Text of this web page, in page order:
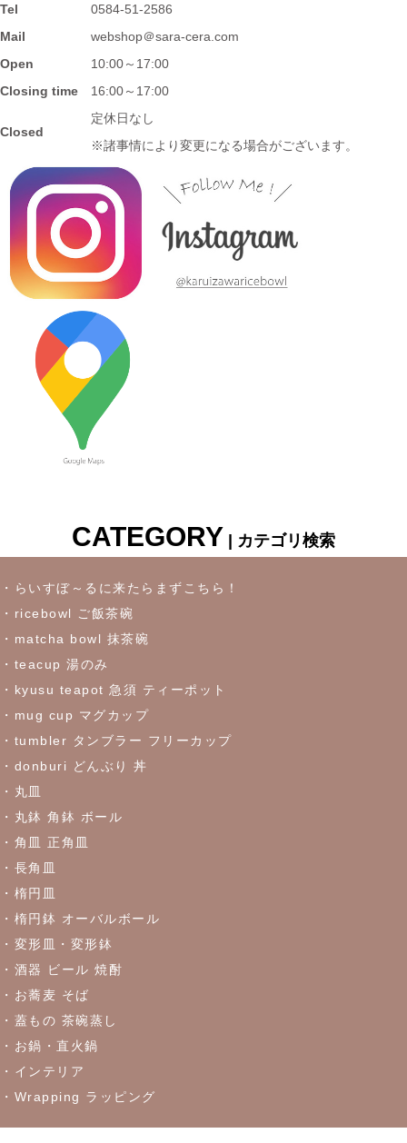
2023/7/28
≪再入荷≫窯出し入荷しました♪松助窯 ストレートミニマグカッ
プ ピンクウェーブ釉
≪おすすめ≫暑さに負けない
窯 がっつり小丼
2023/7/13
≪新着商品≫ しのぎのアイテム入荷しました♪オーバルサラダト
レー
2023/7/6
≪新着商品≫ 波佐見焼♪かわいい小鉢入荷しました✿
2023/6/22
2023/6/16
≪おすすめ≫冷たいドリンクいかがです？松助窯ロックグラス
2023/6/7
これからの季節にぴったりなトルコブルーのお皿が限定入荷しま
した♪お早めにどうぞ！
2023/5/30
≪おすすめ≫食卓を彩るかわいい器
≪おすすめ≫実は万能！？色々使える抹茶碗
2023/4/27
≪おすすめ≫ちょこっとがうれしい♪松助窯 ちょこっと豆皿シリ
ーズ
2023/4/21
≪窯出し再入荷しました！≫どんなお料理にもぴったり♪
Tel
0584-51-2586
Mail
webshop＠sara-cera.com
Open
10:00～17:00
Closing time
16:00～17:00
Closed
定休日なし
※諸事情により変更になる場合がございます。
CATEGORY | カテゴリ検索
・らいすぼ～るに来たらまずこちら！
・ricebowl ご飯茶碗
・matcha bowl 抹茶碗
・teacup 湯のみ
・kyusu teapot 急須 ティーポット
・mug cup マグカップ
・tumbler タンブラー フリーカップ
・donburi どんぶり 丼
・丸皿
・丸鉢 角鉢 ボール
・角皿 正角皿
・長角皿
・楕円皿
・楕円鉢 オーバルボール
・変形皿・変形鉢
・酒器 ビール 焼酎
・お蕎麦 そば
・蓋もの 茶碗蒸し
・お鍋・直火鍋
・インテリア
・Wrapping ラッピング